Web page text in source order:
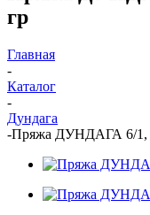
гр
Главная
-
Каталог
-
Дундага
-Пряжа ДУНДАГА 6/1,